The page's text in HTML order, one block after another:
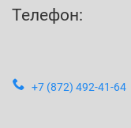
Телефон:
+7 (872) 492-41-64